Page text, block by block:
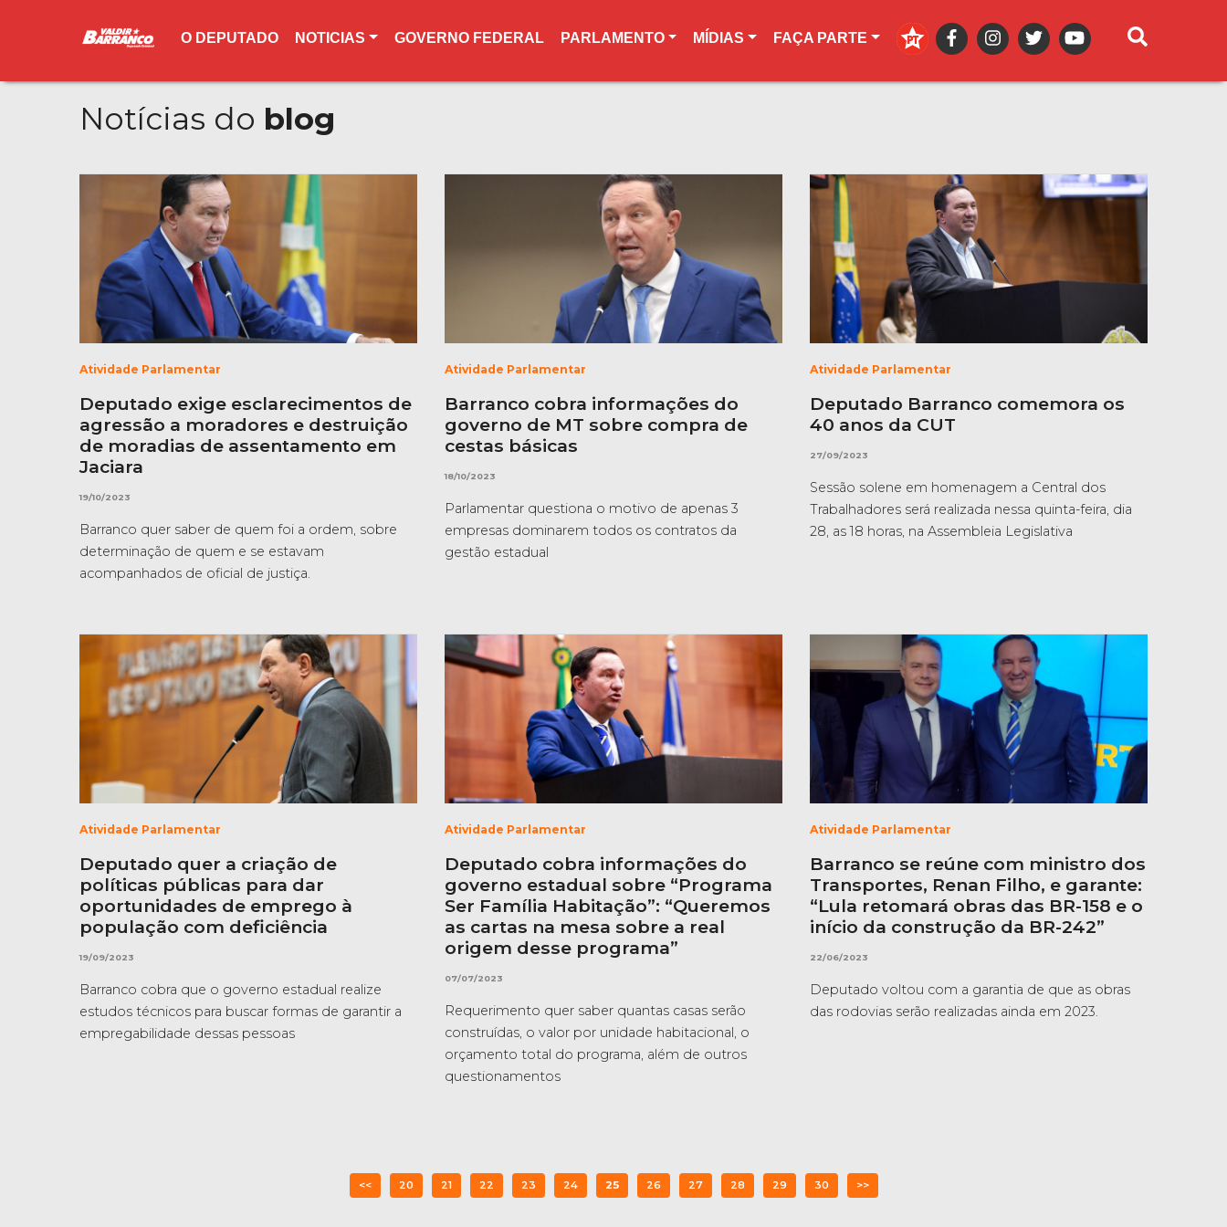
O DEPUTADO NOTICIAS GOVERNO FEDERAL PARLAMENTO MÍDIAS FAÇA PARTE
Notícias do blog
Atividade Parlamentar
Deputado exige esclarecimentos de
agressão a moradores e destruição
de moradias de assentamento em
Jaciara
19/10/2023
Barranco quer saber de quem foi a ordem, sobre
determinação de quem e se estavam
acompanhados de oficial de justiça.
Atividade Parlamentar
Barranco cobra informações do
governo de MT sobre compra de
cestas básicas
18/10/2023
Parlamentar questiona o motivo de apenas 3
empresas dominarem todos os contratos da
gestão estadual
Atividade Parlamentar
Deputado Barranco comemora os
40 anos da CUT
27/09/2023
Sessão solene em homenagem a Central dos
Trabalhadores será realizada nessa quinta-feira, dia
28, as 18 horas, na Assembleia Legislativa
Atividade Parlamentar
Deputado quer a criação de
políticas públicas para dar
oportunidades de emprego à
população com deficiência
19/09/2023
Barranco cobra que o governo estadual realize
estudos técnicos para buscar formas de garantir a
empregabilidade dessas pessoas
Atividade Parlamentar
Deputado cobra informações do
governo estadual sobre “Programa
Ser Família Habitação”: “Queremos
as cartas na mesa sobre a real
origem desse programa”
07/07/2023
Requerimento quer saber quantas casas serão
construídas, o valor por unidade habitacional, o
orçamento total do programa, além de outros
questionamentos
Atividade Parlamentar
Barranco se reúne com ministro dos
Transportes, Renan Filho, e garante:
“Lula retomará obras das BR-158 e o
início da construção da BR-242”
22/06/2023
Deputado voltou com a garantia de que as obras
das rodovias serão realizadas ainda em 2023.
<< 20 21 22 23 24 25 26 27 28 29 30 >>